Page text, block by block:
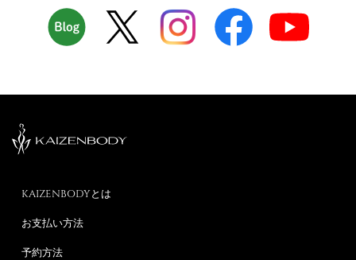
KAIZENBODYとは
お支払い方法
予約方法